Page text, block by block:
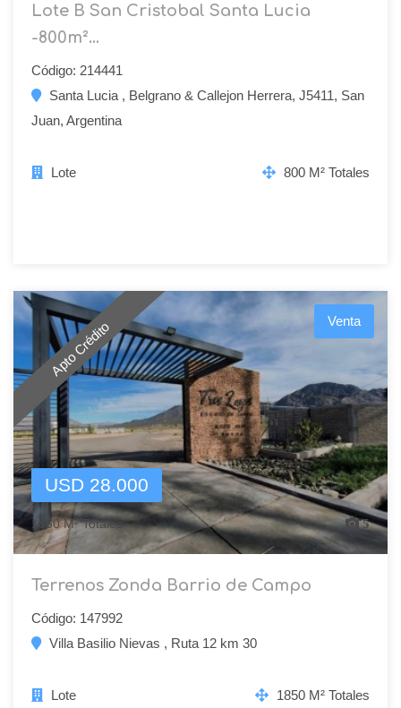
Lote B San Cristobal Santa Lucia
-800m²...
Código: 214441
Santa Lucia , Belgrano & Callejon Herrera, J5411, San
Juan, Argentina
Lote 800 M² Totales
Apto Crédito Venta
USD 28.000
1850 M² Totales 5
Terrenos Zonda Barrio de Campo
Código: 147992
Villa Basilio Nievas , Ruta 12 km 30
Lote 1850 M² Totales